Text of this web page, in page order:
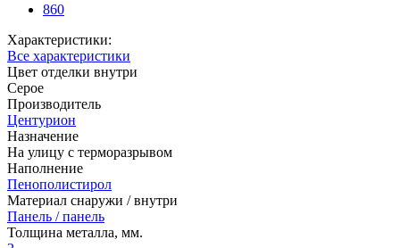
860
Характеристики:
Все характеристики
Цвет отделки внутри
Серое
Производитель
Центурион
Назначение
На улицу с терморазрывом
Наполнение
Пенополистирол
Материал снаружи / внутри
Панель / панель
Толщина металла, мм.